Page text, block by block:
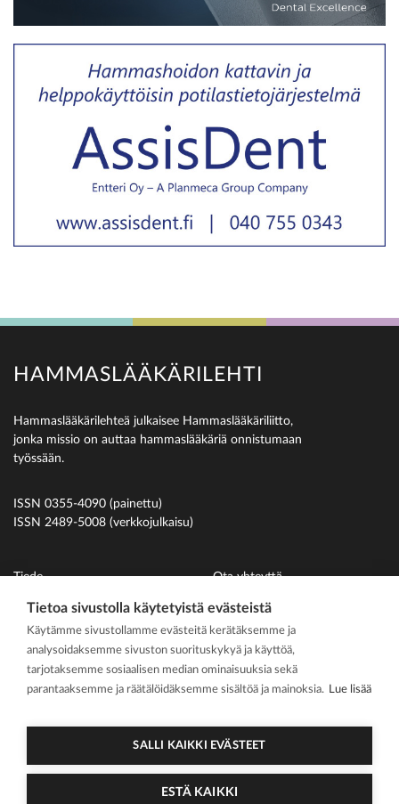
HAMMASLÄÄKÄRILEHTI
Hammaslääkärilehteä julkaisee Hammaslääkäriliitto,
jonka missio on auttaa hammaslääkäriä onnistumaan
työssään.
ISSN 0355-4090 (painettu)
ISSN 2489-5008 (verkkojulkaisu)
Tiede
Uutiset
Ihmiset
På svenska
Kirjoitusohjeet
Ota yhteyttä
Suomen Hammaslääkäriliitto
Tietoa sivustolla käytetyistä evästeistä
Käytämme sivustollamme evästeitä kerätäksemme ja
analysoidaksemme sivuston suorituskykyä ja käyttöä,
tarjotaksemme sosiaalisen median ominaisuuksia sekä
parantaaksemme ja räätälöidäksemme sisältöä ja mainoksia. Lue lisää
SALLI KAIKKI EVÄSTEET
ESTÄ KAIKKI